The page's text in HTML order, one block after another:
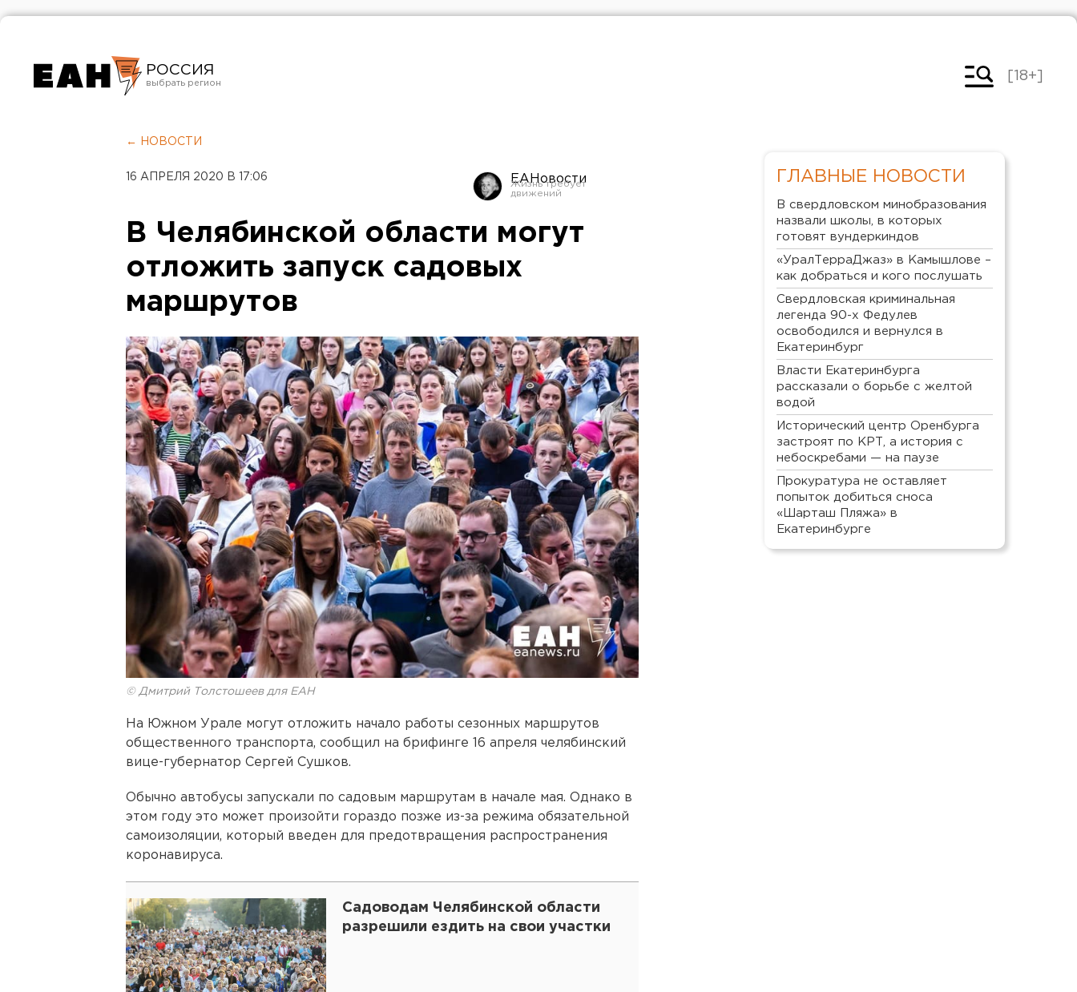
РОССИЯ
Челябинск
[18+]
← НОВОСТИ
16 АПРЕЛЯ 2020 В 17:06 ЕАНовости
В Челябинской области могут
отложить запуск садовых
маршрутов
© Дмитрий Толстошеев для ЕАН
На Южном Урале могут отложить начало работы сезонных маршрутов
общественного транспорта, сообщил на брифинге 16 апреля челябинский
вице-губернатор Сергей Сушков.
Обычно автобусы запускали по садовым маршрутам в начале мая. Однако в
этом году это может произойти гораздо позже из-за режима обязательной
самоизоляции, который введен для предотвращения распространения
коронавируса.
Садоводам Челябинской области
разрешили ездить на свои участки
ГЛАВНЫЕ НОВОСТИ
В свердловском минобразования
назвали школы, в которых
готовят вундеркиндов
«УралТерраДжаз» в Камышлове –
как добраться и кого послушать
Свердловская криминальная
легенда 90-х Федулев
освободился и вернулся в
Екатеринбург
Власти Екатеринбурга
рассказали о борьбе с желтой
водой
Исторический центр Оренбурга
застроят по КРТ, а история с
небоскребами — на паузе
Прокуратура не оставляет
попыток добиться сноса
«Шарташ Пляжа» в
Екатеринбурге